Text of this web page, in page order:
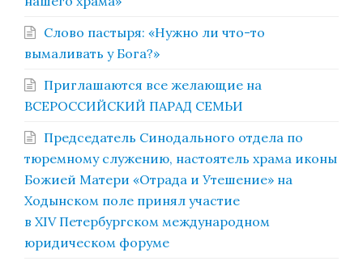
Слово пастыря: «Нужно ли что-то
вымаливать у Бога?»
Приглашаются все желающие на
ВСЕРОССИЙСКИЙ ПАРАД СЕМЬИ
Председатель Синодального отдела по
тюремному служению, настоятель храма иконы
Божией Матери «Отрада и Утешение» на
Ходынском поле принял участие
в XIV Петербургском международном
юридическом форуме